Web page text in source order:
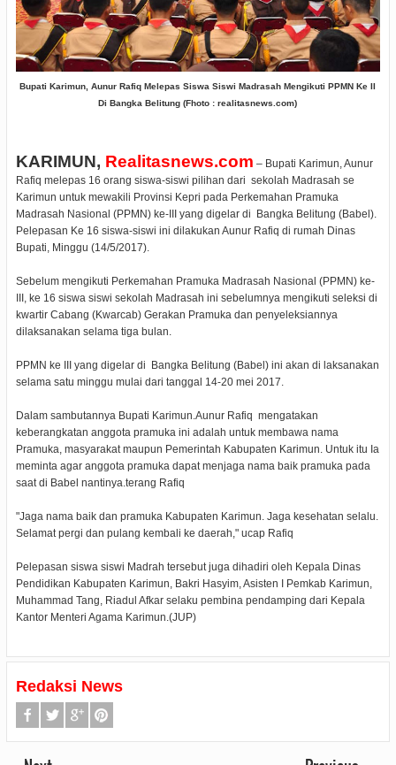
Bupati Karimun, Aunur Rafiq Melepas Siswa Siswi Madrasah Mengikuti PPMN Ke II
Di Bangka Belitung (Fhoto : realitasnews.com)
KARIMUN, Realitasnews.com – Bupati Karimun, Aunur
Rafiq melepas 16 orang siswa-siswi pilihan dari sekolah Madrasah se
Karimun untuk mewakili Provinsi Kepri pada Perkemahan Pramuka
Madrasah Nasional (PPMN) ke-III yang digelar di Bangka Belitung (Babel).
Pelepasan Ke 16 siswa-siswi ini dilakukan Aunur Rafiq di rumah Dinas
Bupati, Minggu (14/5/2017).
Sebelum mengikuti Perkemahan Pramuka Madrasah Nasional (PPMN) ke-
III, ke 16 siswa siswi sekolah Madrasah ini sebelumnya mengikuti seleksi di
kwartir Cabang (Kwarcab) Gerakan Pramuka dan penyeleksiannya
dilaksanakan selama tiga bulan.
PPMN ke III yang digelar di Bangka Belitung (Babel) ini akan di laksanakan
selama satu minggu mulai dari tanggal 14-20 mei 2017.
Dalam sambutannya Bupati Karimun.Aunur Rafiq mengatakan
keberangkatan anggota pramuka ini adalah untuk membawa nama
Pramuka, masyarakat maupun Pemerintah Kabupaten Karimun. Untuk itu Ia
meminta agar anggota pramuka dapat menjaga nama baik pramuka pada
saat di Babel nantinya.terang Rafiq
"Jaga nama baik dan pramuka Kabupaten Karimun. Jaga kesehatan selalu.
Selamat pergi dan pulang kembali ke daerah," ucap Rafiq
Pelepasan siswa siswi Madrah tersebut juga dihadiri oleh Kepala Dinas
Pendidikan Kabupaten Karimun, Bakri Hasyim, Asisten I Pemkab Karimun,
Muhammad Tang, Riadul Afkar selaku pembina pendamping dari Kepala
Kantor Menteri Agama Karimun.(JUP)
Redaksi News